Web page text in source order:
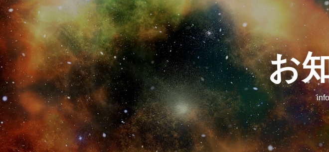
経歴
会社案内
会社概要 沿革
お